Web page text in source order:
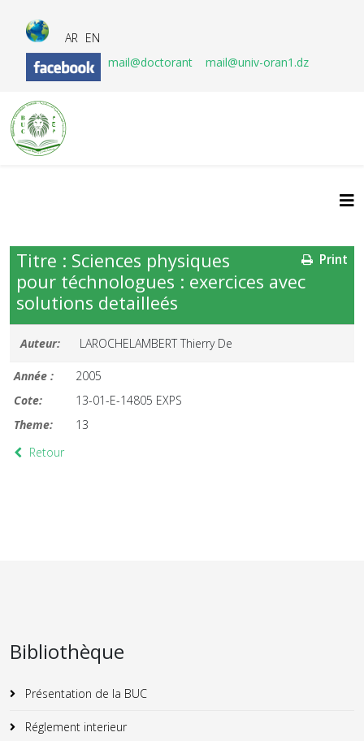
AR EN
mail@doctorant
mail@univ-oran1.dz
Print
Titre : Sciences physiques
pour téchnologues : exercices avec
solutions detailleés
Auteur: LAROCHELAMBERT Thierry De
Année :
2005
Cote:
13-01-E-14805 EXPS
Theme:
13
Retour
Bibliothèque
Présentation de la BUC
Réglement interieur